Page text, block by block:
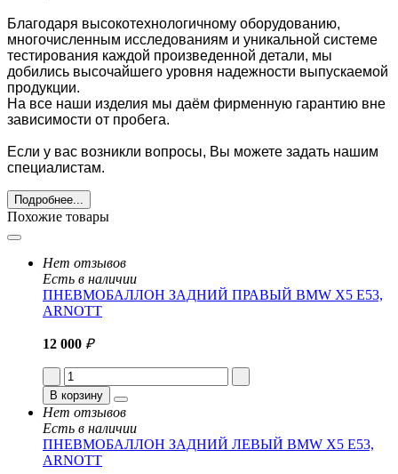
Благодаря высокотехнологичному оборудованию,
многочисленным исследованиям и уникальной системе
тестирования каждой произведенной детали, мы
добились высочайшего уровня надежности выпускаемой
продукции.
На все наши изделия мы даём фирменную гарантию вне
зависимости от пробега.
Если у вас возникли вопросы, Вы можете задать нашим
специалистам.
Подробнее...
Похожие товары
Нет отзывов
Есть в наличии
ПНЕВМОБАЛЛОН ЗАДНИЙ ПРАВЫЙ BMW X5 E53,
ARNOTT
12 000 ₽
В корзину
Нет отзывов
Есть в наличии
ПНЕВМОБАЛЛОН ЗАДНИЙ ЛЕВЫЙ BMW X5 E53,
ARNOTT